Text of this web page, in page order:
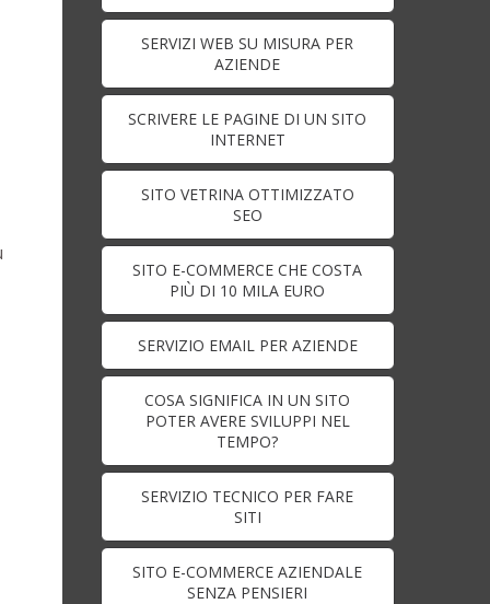
SERVIZI WEB SU MISURA PER
AZIENDE
SCRIVERE LE PAGINE DI UN SITO
INTERNET
SITO VETRINA OTTIMIZZATO
SEO
SITO E-COMMERCE CHE COSTA
PIÙ DI 10 MILA EURO
SERVIZIO EMAIL PER AZIENDE
COSA SIGNIFICA IN UN SITO
POTER AVERE SVILUPPI NEL
TEMPO?
SERVIZIO TECNICO PER FARE
SITI
SITO E-COMMERCE AZIENDALE
SENZA PENSIERI